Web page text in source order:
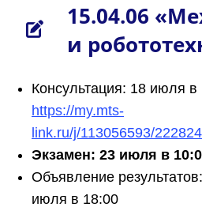
15.04.06
и
Консультация: 18 июля в
https://my.mts-
link.ru/j/113056593/
Экзамен: 23 июля в
Объявление
июля в 18:00